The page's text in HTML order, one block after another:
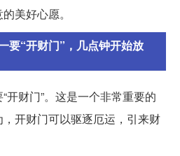
美好心愿。
要“开财门”，几点钟开始放
开财门”。这是一个非常重要的
开财门可以驱逐厄运，引来财